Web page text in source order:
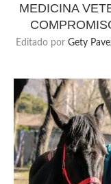
MEDICINA
Editado por Gety